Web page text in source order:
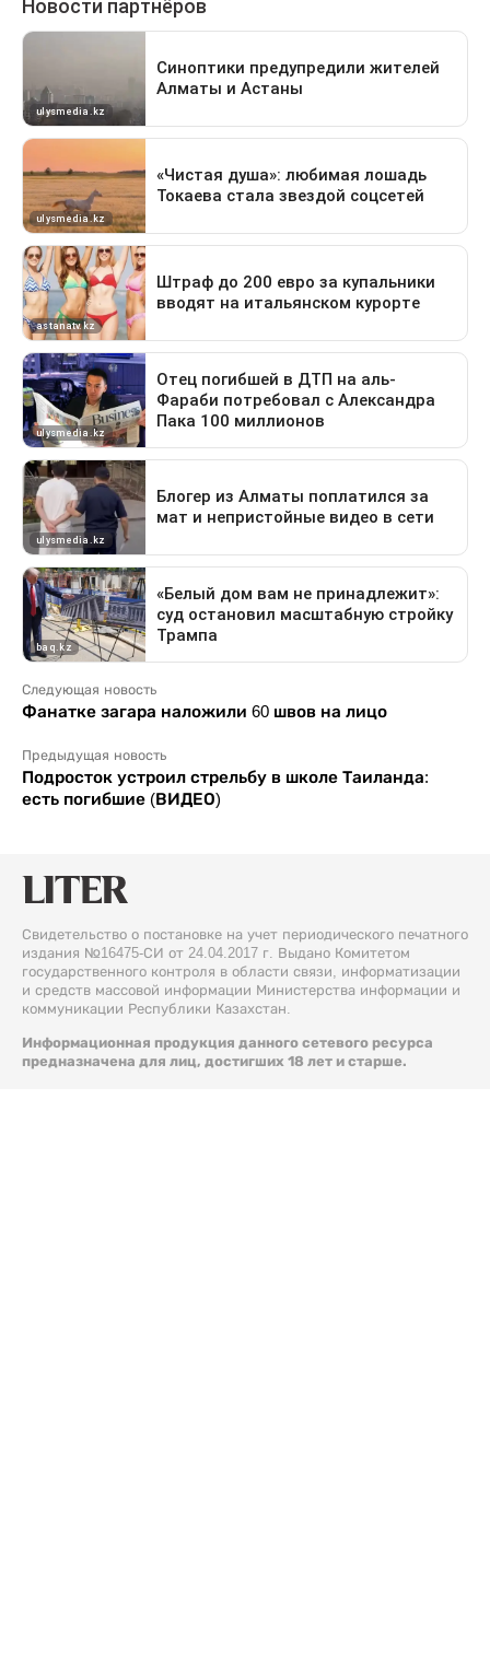
Следующая новость
Фанатке загара наложили 60 швов на лицо
Предыдущая новость
Подросток устроил стрельбу в школе Таиланда:
есть погибшие (ВИДЕО)
Свидетельство о постановке на учет периодического печатного
издания №16475-СИ от 24.04.2017 г. Выдано Комитетом
государственного контроля в области связи, информатизации
и средств массовой информации Министерства информации и
коммуникации Республики Казахстан.
Информационная продукция данного сетевого ресурса
предназначена для лиц, достигших 18 лет и старше.